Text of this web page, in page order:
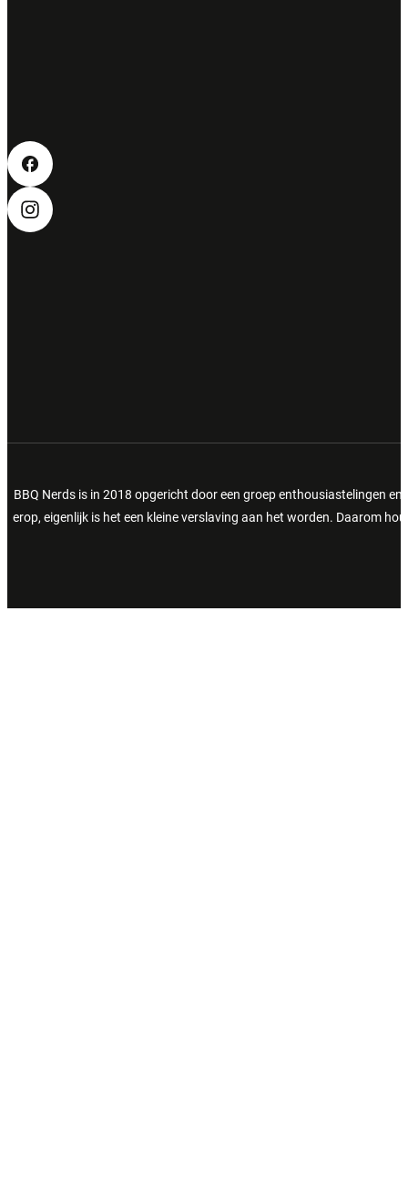
BBQ Nerds is in 2018 opgericht door een groep enthousiastelingen
erop, eigenlijk is het een kleine verslaving aan het worden. Daarom